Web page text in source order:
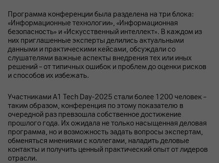
Программа конференции была разделена на три блока:
«Информационные технологии», «Информационная
безопасность» и «Искусственный интеллект». В каждом из
них приглашенные эксперты делились актуальными
данными и практическими кейсами, обсуждали со
слушателями важные аспекты внедрения тех или иных
решений – от типичных ошибок и проблем до оценки рисков
и способов их избежать.
Участниками А1 Tech Day-2025 стали более 1200 человек –
таким образом, конференция по этому показателю в
очередной раз превзошла собственное достижение
прошлого года. Их ожидала не только насыщенная деловая
программа, но и возможность задать вопросы экспертам,
обменяться мнениями с коллегами, наладить деловые
контакты и получить ценный практический опыт от лидеров
отрасли.